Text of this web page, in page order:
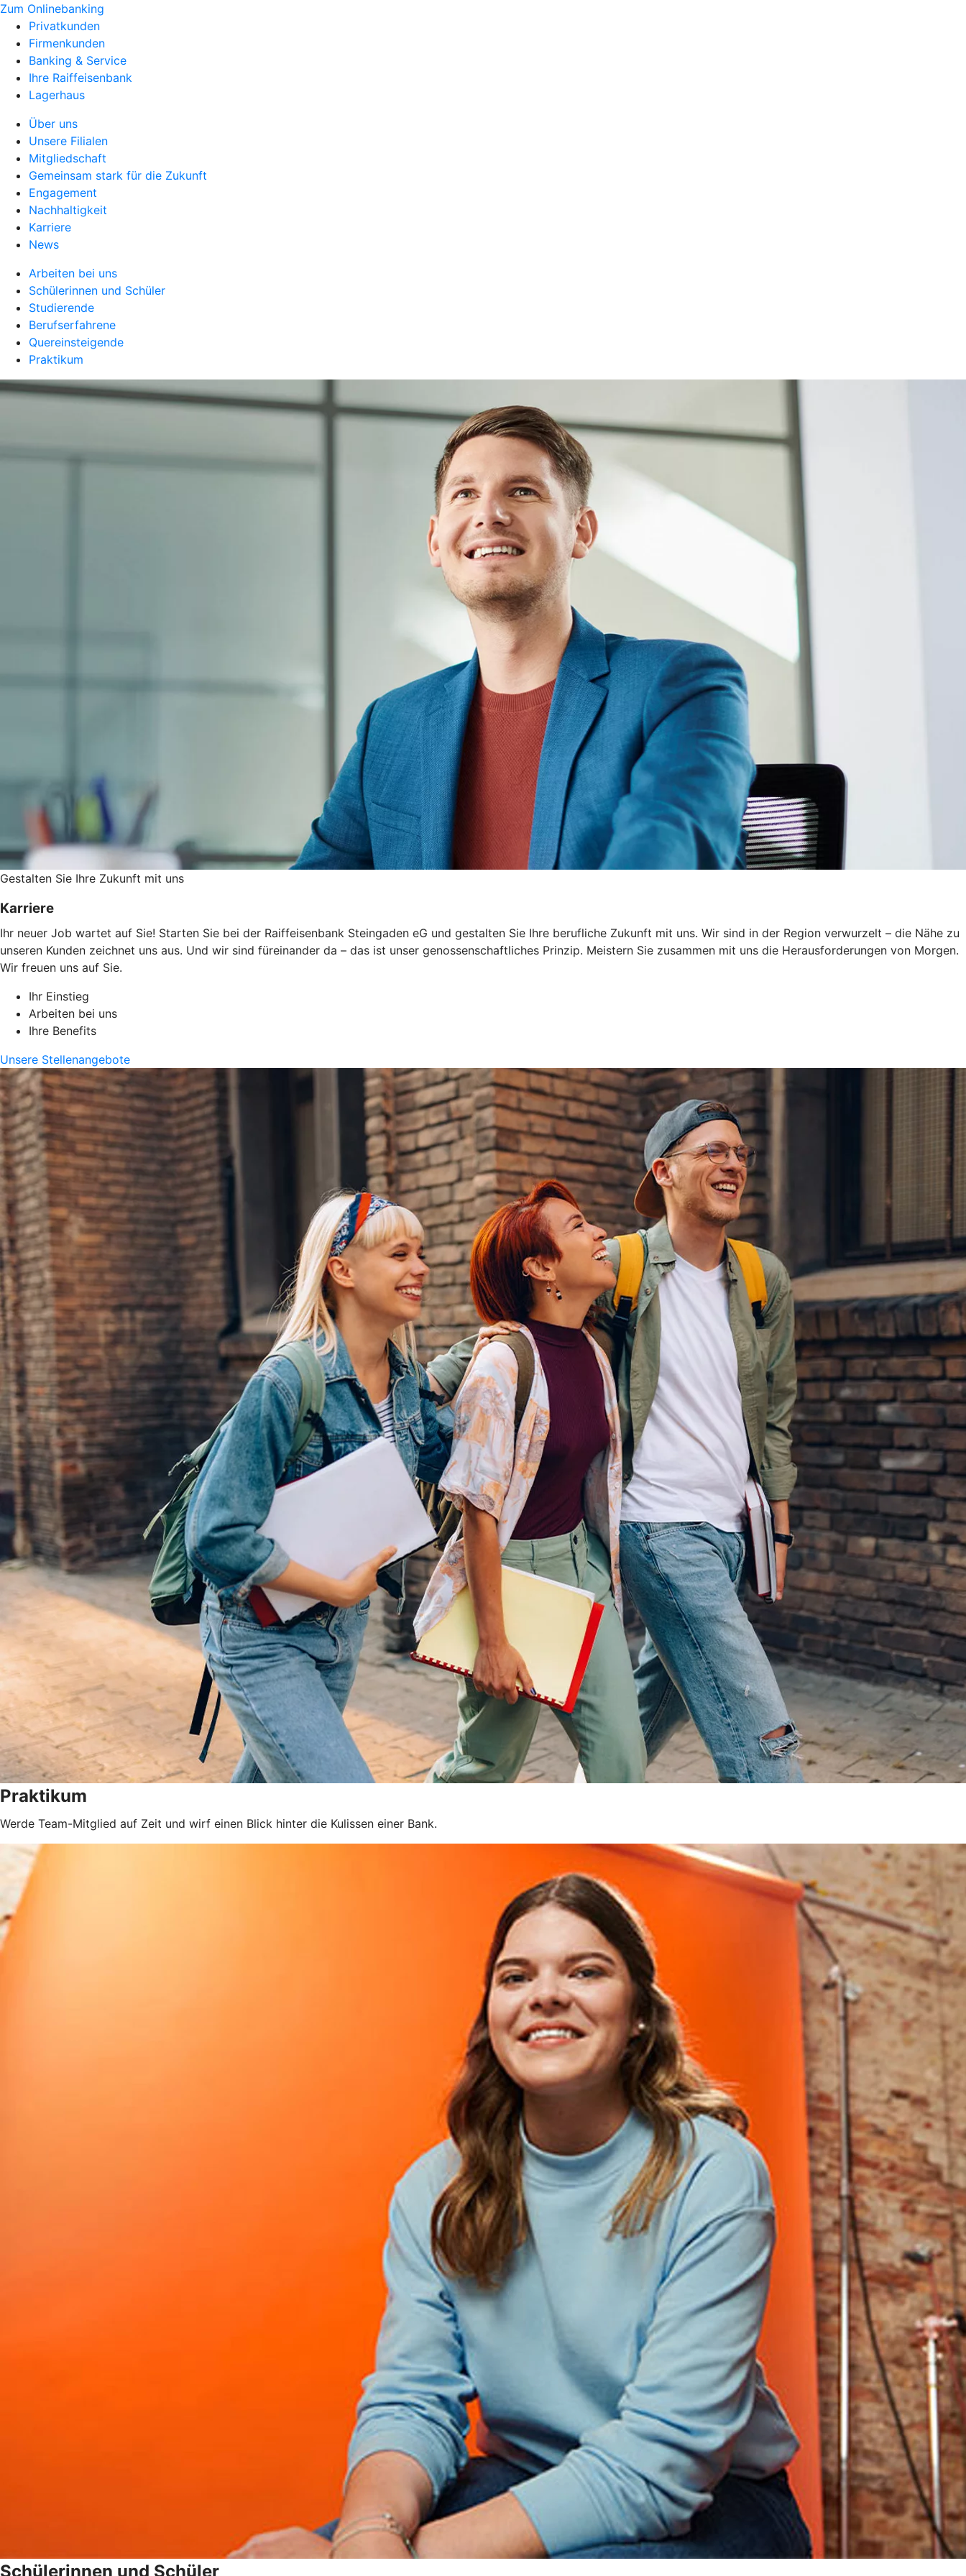
Zum Onlinebanking
Privatkunden
Firmenkunden
Banking & Service
Ihre Raiffeisenbank
Lagerhaus
Über uns
Unsere Filialen
Mitgliedschaft
Gemeinsam stark für die Zukunft
Engagement
Nachhaltigkeit
Karriere
News
Arbeiten bei uns
Schülerinnen und Schüler
Studierende
Berufserfahrene
Quereinsteigende
Praktikum
Gestalten Sie ­Ihre Zukunft mit uns
Karriere
Ihr neuer Job wartet auf Sie! Starten Sie bei der Raiffeisenbank Steingaden eG und gestalten Sie Ihre berufliche Zukunft mit uns. Wir sind in der Region verwurzelt – die Nähe zu
unseren Kunden zeichnet uns aus. Und wir sind füreinander da – das ist unser genossenschaftliches Prinzip. Meistern Sie zusammen mit uns die Herausforderungen von Morgen.
Wir freuen uns auf Sie.
Ihr Einstieg
Arbeiten bei uns
Ihre Benefits
Unsere Stellenangebote
Praktikum
Werde Team-Mitglied auf Zeit und wirf einen Blick hinter die Kulissen einer Bank.
Schülerinnen und Schüler